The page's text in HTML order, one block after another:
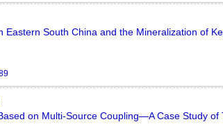
South China and the Mineralization of
on Multi-Source Coupling—A Case Study of